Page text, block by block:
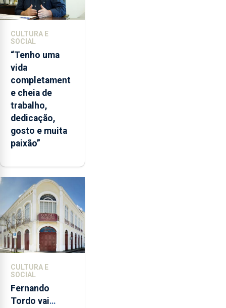
em
Comunicação
de
Ciência.
CULTURA E
SOCIAL
“Tenho uma
vida
completament
e cheia de
trabalho,
dedicação,
gosto e muita
paixão”
CULTURA E
SOCIAL
Fernando
Tordo vai